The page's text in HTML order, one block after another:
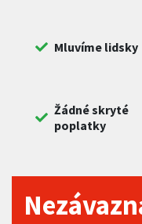
Mluvíme lidsky
Žádné skryté
poplatky